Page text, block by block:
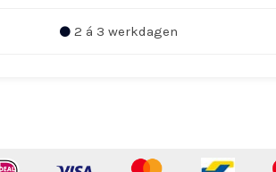
2 á 3 werkdagen